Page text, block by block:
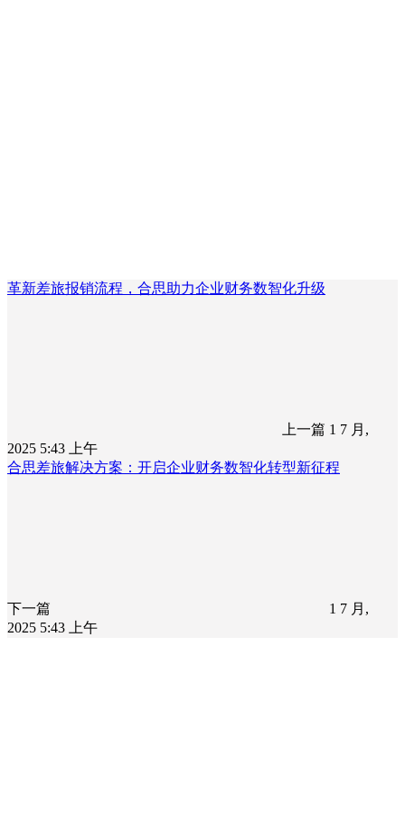
革新差旅报销流程，合思助力企业财务数智化升级
上一篇 1 7 月,
2025 5:43 上午
合思差旅解决方案：开启企业财务数智化转型新征程
下一篇
1 7 月,
2025 5:43 上午